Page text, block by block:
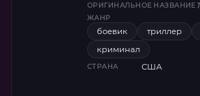
моральный выбор на
ОРИГИНАЛЬНОЕ НАЗВАНИЕ
ЖАНР
боевик триллер
криминал
СТРАНА США